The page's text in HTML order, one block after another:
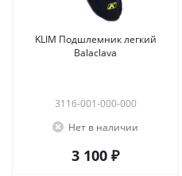
KLIM Подшлемник легкий
Balaclava
3116-001-000-000
Нет в наличии
3 100 ₽